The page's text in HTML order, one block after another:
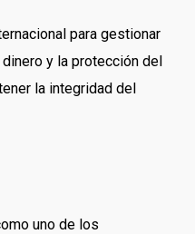
para gestionar
y la protección del
la integridad del
uno de los